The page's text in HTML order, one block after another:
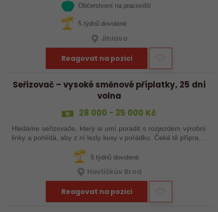
Občerstvení na pracovišti
5 týdnů dovolené
Jihlava
Reagovat na pozici
Seřizovač – vysoké směnové příplatky, 25 dní
volna
28 000 - 35 000 Kč
Hledáme seřizovače, který si umí poradit s rozjezdem výrobní
linky a pohlídá, aby z ní lezly kusy v pořádku. Čeká tě příprava
5 týdnů dovolené
Havlíčkův Brod
Reagovat na pozici